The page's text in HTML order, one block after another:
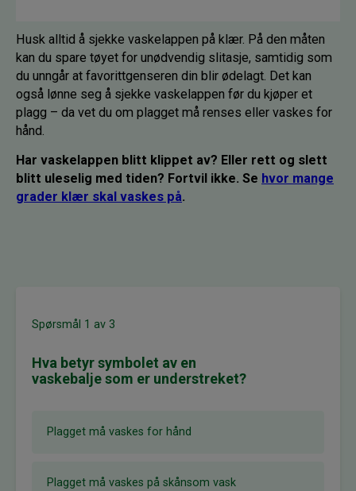
Husk alltid å sjekke vaskelappen på klær. På den måten
kan du spare tøyet for unødvendig slitasje, samtidig som
du unngår at favorittgenseren din blir ødelagt. Det kan
også lønne seg å sjekke vaskelappen før du kjøper et
plagg – da vet du om plagget må renses eller vaskes for
hånd.
Har vaskelappen blitt klippet av? Eller rett og slett
blitt uleselig med tiden? Fortvil ikke. Se hvor mange
grader klær skal vaskes på.
Spørsmål 1 av 3
Hva betyr symbolet av en
vaskebalje som er understreket?
Plagget må vaskes for hånd
Plagget må vaskes på skånsom vask